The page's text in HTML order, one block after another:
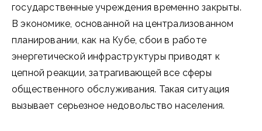
государственные учреждения временно закрыты.
В экономике, основанной на централизованном
планировании, как на Кубе, сбои в работе
энергетической инфраструктуры приводят к
цепной реакции, затрагивающей все сферы
общественного обслуживания. Такая ситуация
вызывает серьезное недовольство населения.